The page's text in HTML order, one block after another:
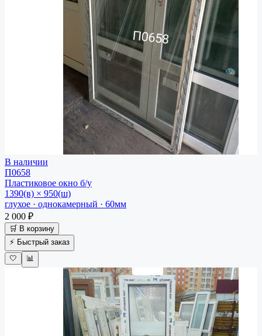
В наличии
П0658
Пластиковое окно б/у
1390(в) × 950(ш)
глухое · однокамерный · 60мм
2 000 ₽
🛒 В корзину
⚡ Быстрый заказ
🤍
📊